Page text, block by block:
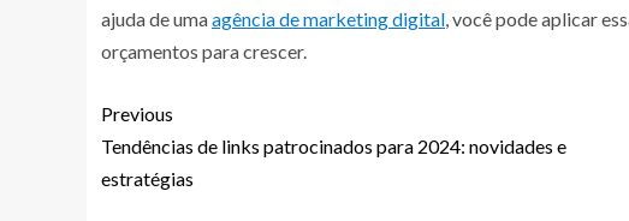
ajuda de umaagência de marketing digital, você pode aplicar
orçamentos para crescer.
Previous
Tendências de links patrocinados para 2024: novidades e
estratégias